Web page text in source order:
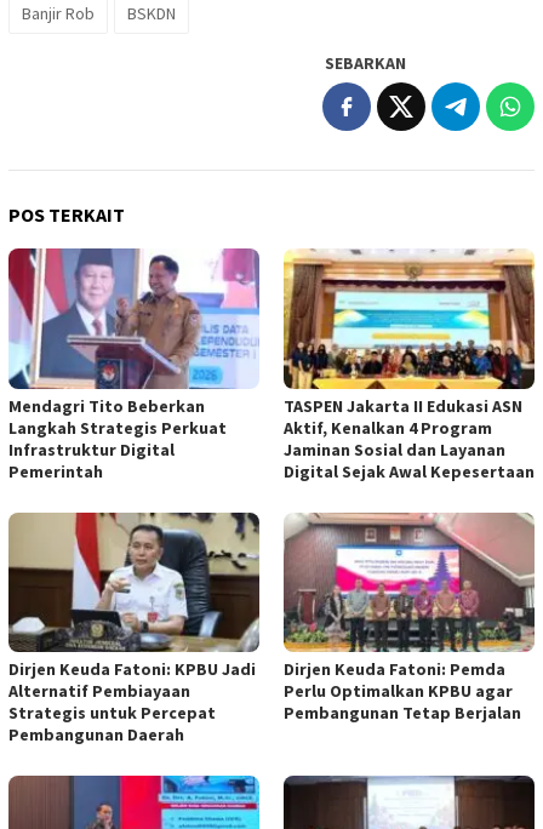
Banjir Rob BSKDN
SEBARKAN
POS TERKAIT
Mendagri Tito Beberkan
Langkah Strategis Perkuat
Infrastruktur Digital
Pemerintah
TASPEN Jakarta II Edukasi ASN
Aktif, Kenalkan 4 Program
Jaminan Sosial dan Layanan
Digital Sejak Awal Kepesertaan
Dirjen Keuda Fatoni: KPBU Jadi
Alternatif Pembiayaan
Strategis untuk Percepat
Pembangunan Daerah
Dirjen Keuda Fatoni: Pemda
Perlu Optimalkan KPBU agar
Pembangunan Tetap Berjalan